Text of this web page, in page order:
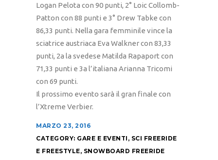
Logan Pelota con 90 punti, 2° Loic Collomb-
Patton con 88 punti e 3° Drew Tabke con
86,33 punti. Nella gara femminile vince la
sciatrice austriaca Eva Walkner con 83,33
punti, 2a la svedese Matilda Rapaport con
71,33 punti e 3a l’italiana Arianna Tricomi
con 69 punti.
Il prossimo evento sarà il gran finale con
l’Xtreme Verbier.
MARZO 23, 2016
CATEGORY: GARE E EVENTI , SCI FREERIDE
E FREESTYLE, SNOWBOARD FREERIDE